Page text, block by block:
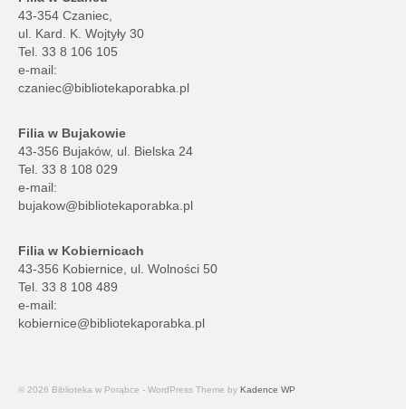
43-354 Czaniec,
ul. Kard. K. Wojtyły 30
Tel. 33 8 106 105
e-mail:
czaniec@bibliotekaporabka.pl
Filia w Bujakowie
43-356 Bujaków, ul. Bielska 24
Tel. 33 8 108 029
e-mail:
bujakow@bibliotekaporabka.pl
Filia w Kobiernicach
43-356 Kobiernice, ul. Wolności 50
Tel. 33 8 108 489
e-mail:
kobiernice@bibliotekaporabka.pl
© 2026 Biblioteka w Porąbce - WordPress Theme by Kadence WP